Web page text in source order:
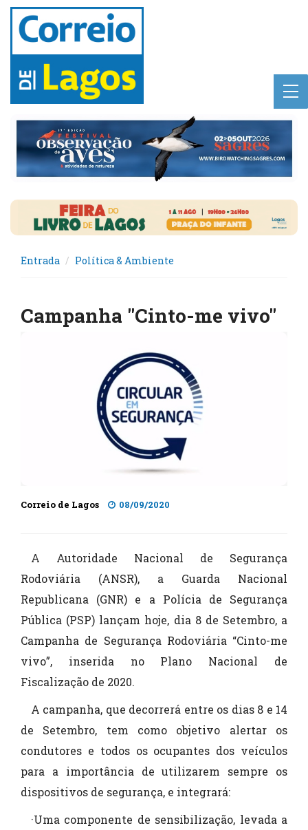
Entrada Política & Ambiente
Campanha "Cinto-me vivo"
Correio de Lagos 08/09/2020
A Autoridade Nacional de Segurança
Rodoviária (ANSR), a Guarda Nacional
Republicana (GNR) e a Polícia de Segurança
Pública (PSP) lançam hoje, dia 8 de Setembro, a
Campanha de Segurança Rodoviária “Cinto-me
vivo”, inserida no Plano Nacional de
Fiscalização de 2020.
A campanha, que decorrerá entre os dias 8 e 14
de Setembro, tem como objetivo alertar os
condutores e todos os ocupantes dos veículos
para a importância de utilizarem sempre os
dispositivos de segurança, e integrará:
·Uma componente de sensibilização, levada a